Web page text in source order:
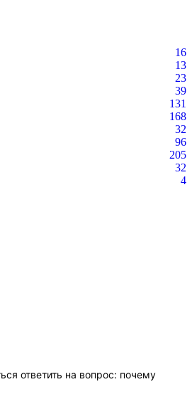
16
13
23
39
131
168
32
96
205
32
4
ответить на вопрос: почему